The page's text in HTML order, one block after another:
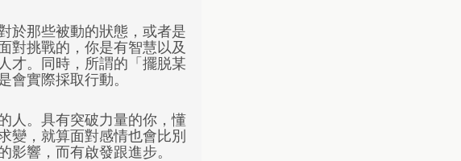
於那些被動的狀態，或者是
對挑戰的，你是有智慧以及
才。同時，所謂的「擺脱某
會實際採取行動。
人。具有突破力量的你，懂
變，就算面對感情也會比別
影響，而有啟發跟進步。